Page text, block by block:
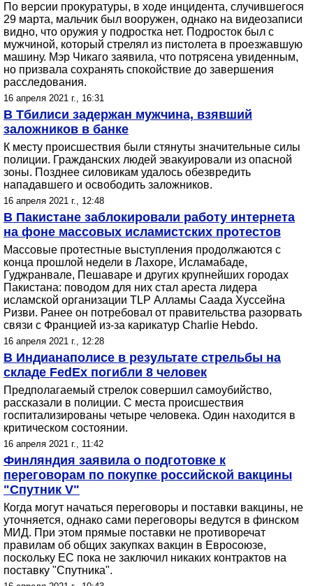
По версии прокуратуры, в ходе инцидента, случившегося
29 марта, мальчик был вооружен, однако на видеозаписи
видно, что оружия у подростка нет. Подросток был с
мужчиной, который стрелял из пистолета в проезжавшую
машину. Мэр Чикаго заявила, что потрясена увиденным,
но призвала сохранять спокойствие до завершения
расследования.
16 апреля 2021 г., 16:31
В Тбилиси задержан мужчина, взявший
заложников в банке
К месту происшествия были стянуты значительные силы
полиции. Гражданских людей эвакуировали из опасной
зоны. Позднее силовикам удалось обезвредить
нападавшего и освободить заложников.
16 апреля 2021 г., 12:48
В Пакистане заблокировали работу интернета
на фоне массовых исламистских протестов
Массовые протестные выступления продолжаются с
конца прошлой недели в Лахоре, Исламабаде,
Гуджранвале, Пешаваре и других крупнейших городах
Пакистана: поводом для них стал ареста лидера
исламской организации TLP Алламы Саада Хуссейна
Ризви. Ранее он потребовал от правительства разорвать
связи с Францией из-за карикатур Charlie Hebdo.
16 апреля 2021 г., 12:28
В Индианаполисе в результате стрельбы на
складе FedEx погибли 8 человек
Предполагаемый стрелок совершил самоубийство,
рассказали в полиции. С места происшествия
госпитализированы четыре человека. Один находится в
критическом состоянии.
16 апреля 2021 г., 11:42
Финляндия заявила о подготовке к
переговорам по покупке российской вакцины
"Спутник V"
Когда могут начаться переговоры и поставки вакцины, не
уточняется, однако сами переговоры ведутся в финском
МИД. При этом прямые поставки не противоречат
правилам об общих закупках вакцин в Евросоюзе,
поскольку ЕС пока не заключил никаких контрактов на
поставку "Спутника".